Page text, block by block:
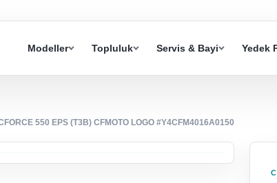
Modeller Topluluk Servis & Bayi Yedek
550 EPS (T3B) CFMOTO LOGO #Y4CFM4016A0150